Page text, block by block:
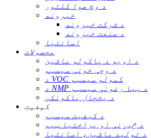
د وچ هوا کلتور
خبرونه
د شرکت خبرونه
د صنعت خبرونه
اسانتیا
محصولات
د اوبو د پاکولو ماشین
د وچې خونې سیسټم
د VOC کمولو سیسټم
د NMP د بیا رغونې سیسټم
د یخچال پاکونکی
کیفیت
د کیفیت سیسټم
د څیړنې او پراختیا ټیم
د تولید ماشین، اسانتیا